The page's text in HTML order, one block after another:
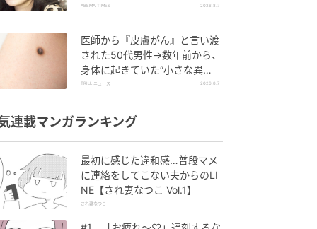
女が当時の心境を告白
ABEMA TIMES 2026.8.7
医師から『皮膚がん』と言い渡
された50代男性→数年前から、
身体に起きていた“小さな異
変”に「あのとき受診していれ
TRILL ニュース 2026.8.7
連載マンガランキング
最初に感じた違和感…普段マメ
に連絡をしてこない夫からのLI
NE【され妻なつこ Vol.1】
され妻なつこ